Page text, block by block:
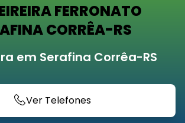
FERRONATO
CORRÊA-RS
em Serafina Corrêa-RS
Ver Telefones